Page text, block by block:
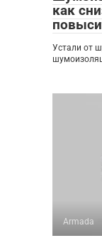
как
Устали от
Armada